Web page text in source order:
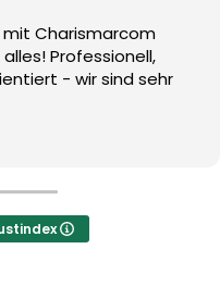
Charismarcom
Professionell,
- wir sind sehr